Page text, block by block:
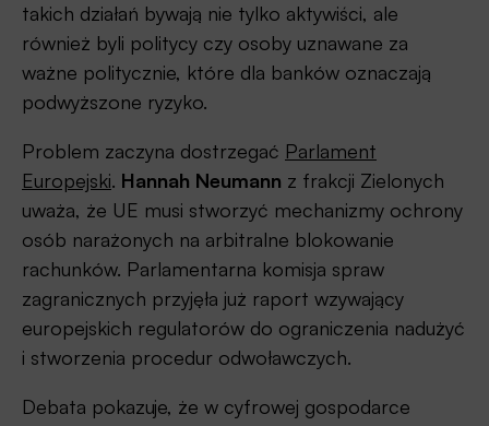
takich działań bywają nie tylko aktywiści, ale
również byli politycy czy osoby uznawane za
ważne politycznie, które dla banków oznaczają
podwyższone ryzyko.
Problem zaczyna dostrzegać Parlament
Europejski. Hannah Neumann z frakcji Zielonych
uważa, że UE musi stworzyć mechanizmy ochrony
osób narażonych na arbitralne blokowanie
rachunków. Parlamentarna komisja spraw
zagranicznych przyjęła już raport wzywający
europejskich regulatorów do ograniczenia nadużyć
i stworzenia procedur odwoławczych.
Debata pokazuje, że w cyfrowej gospodarce